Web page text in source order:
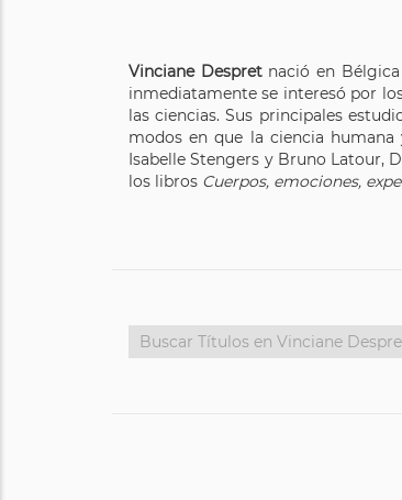
Vinciane Despretnació en Bélgica
inmediatamente se interesó por
las ciencias. Sus principales
modos en que la ciencia
Isabelle Stengers y Bruno Latour,
los libros Cuerpos, emociones,